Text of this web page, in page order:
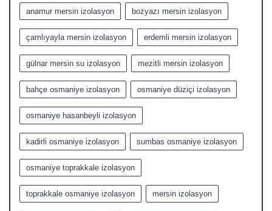
anamur mersin izolasyon bozyazı mersin izolasyon
çamlıyayla mersin izolasyon erdemli mersin izolasyon
gülnar mersin su izolasyon mezitli mersin izolasyon
bahçe osmaniye izolasyon osmaniye düziçi izolasyon
osmaniye hasanbeyli izolasyon
kadirli osmaniye izolasyon sumbas osmaniye izolasyon
osmaniye toprakkale izolasyon
toprakkale osmaniye izolasyon mersin izolasyon